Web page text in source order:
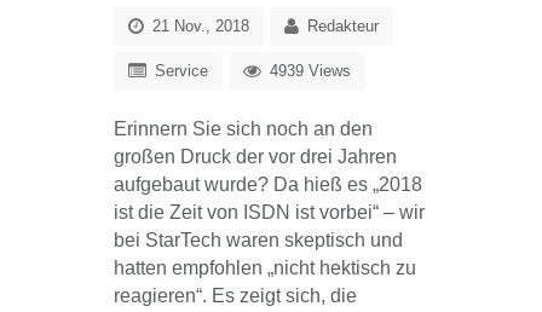
21 Nov., 2018 Redakteur
Service 4939 Views
Erinnern Sie sich noch an den
großen Druck der vor drei Jahren
aufgebaut wurde? Da hieß es „2018
ist die Zeit von ISDN ist vorbei“ – wir
bei StarTech waren skeptisch und
hatten empfohlen „nicht hektisch zu
reagieren“. Es zeigt sich, die